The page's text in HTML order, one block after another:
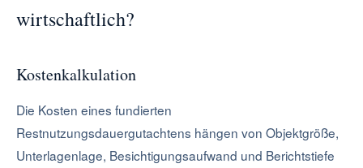
wirtschaftlich?
Kostenkalkulation
Die Kosten eines fundierten
Restnutzungsdauergutachtens hängen von Objektgröße,
Unterlagenlage, Besichtigungsaufwand und Berichtstiefe